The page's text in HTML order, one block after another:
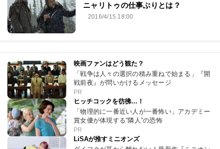
ニャリトゥの仕事ぶりとは？
2016/4/15 18:00
映画ファンはどう観た？
「戦争は人々の選択の積み重ねで始まる」『開
戦前夜』が問いかけるメッセージ
PR
ヒッチコックを彷彿…！
「物理的に一番近い人が一番怖い」アカデミー
賞女優が体現する“隣人”の恐怖
PR
LiSAが推すミニオンズ